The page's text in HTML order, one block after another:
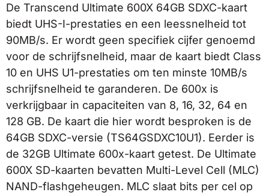
De Transcend Ultimate 600X 64GB SDXC-kaart
biedt UHS-I-prestaties en een leessnelheid tot
90MB/s. Er wordt geen specifiek cijfer genoemd
voor de schrijfsnelheid, maar de kaart biedt Class
10 en UHS U1-prestaties om ten minste 10MB/s
schrijfsnelheid te garanderen. De 600x is
verkrijgbaar in capaciteiten van 8, 16, 32, 64 en
128 GB. De kaart die hier wordt besproken is de
64GB SDXC-versie (TS64GSDXC10U1). Eerder is
de 32GB Ultimate 600x-kaart getest. De Ultimate
600X SD-kaarten bevatten Multi-Level Cell (MLC)
NAND-flashgeheugen. MLC slaat bits per cel op